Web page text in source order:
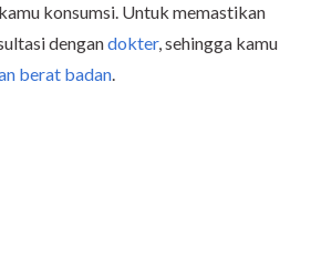
konsumsi. Untuk memastikan
dengandokter, sehingga kamu
berat badan.